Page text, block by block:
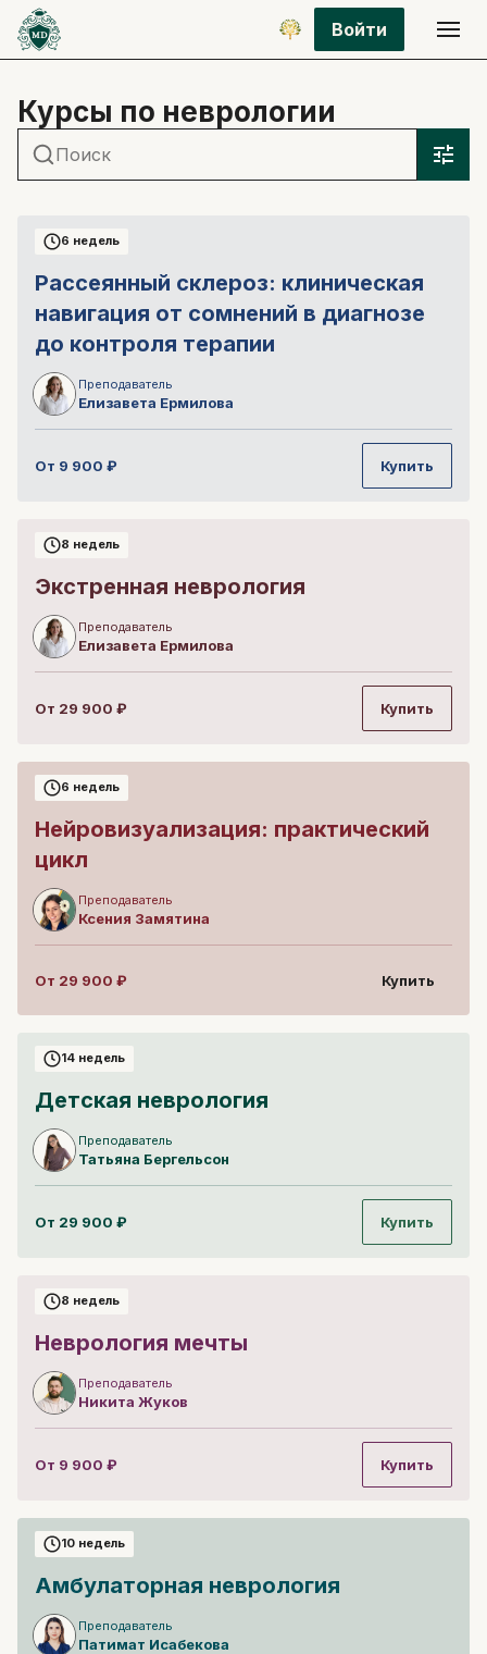
Войти
Курсы по неврологии
6 недель
Рассеянный склероз: клиническая
навигация от сомнений в диагнозе
до контроля терапии
Преподаватель
Елизавета Ермилова
От 9 900 ₽ Купить
8 недель
Экстренная неврология
Преподаватель
Елизавета Ермилова
От 29 900 ₽ Купить
6 недель
Нейровизуализация: практический
цикл
Преподаватель
Ксения Замятина
От 29 900 ₽ Купить
14 недель
Детская неврология
Преподаватель
Татьяна Бергельсон
От 29 900 ₽ Купить
8 недель
Неврология мечты
Преподаватель
Никита Жуков
От 9 900 ₽ Купить
10 недель
Амбулаторная неврология
Преподаватель
Патимат Исабекова